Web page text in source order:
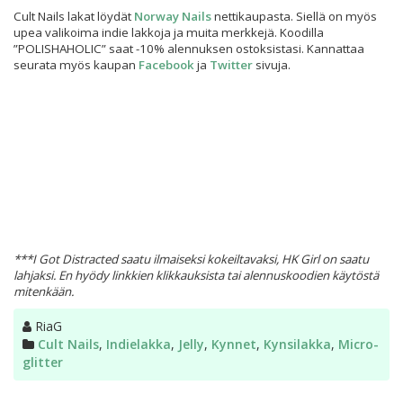
Cult Nails lakat löydät Norway Nailsnettikaupasta. Siellä on myös
upea valikoima indie lakkoja ja muita merkkejä. Koodilla
”POLISHAHOLIC” saat -10% alennuksen ostoksistasi. Kannattaa
seurata myös kaupan Facebookja Twitter sivuja.
***I Got Distracted saatu ilmaiseksi kokeiltavaksi, HK Girl on saatu
lahjaksi. En hyödy linkkien klikkauksista tai alennuskoodien käytöstä
mitenkään.
Kirjoittaja
RiaG
Kategoriat
Cult Nails, Indielakka, Jelly, Kynnet, Kynsilakka, Micro-
glitter